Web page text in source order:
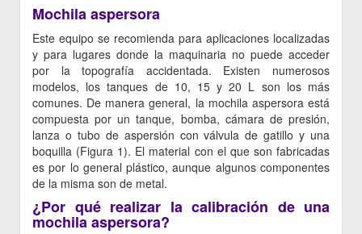
Mochila aspersora
Este equipo se recomienda para aplicaciones localizadas
y para lugares donde la maquinaria no puede acceder
por la topografía accidentada. Existen numerosos
modelos, los tanques de 10, 15 y 20 L son los más
comunes. De manera general, la mochila aspersora está
compuesta por un tanque, bomba, cámara de presión,
lanza o tubo de aspersión con válvula de gatillo y una
boquilla (Figura 1). El material con el que son fabricadas
es por lo general plástico, aunque algunos componentes
de la misma son de metal.
¿Por qué realizar la calibración de una
mochila aspersora?